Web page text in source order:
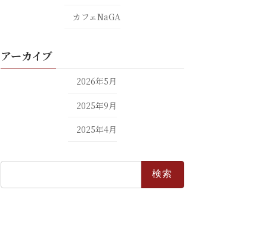
カフェNaGA
アーカイブ
2026年5月
2025年9月
2025年4月
検